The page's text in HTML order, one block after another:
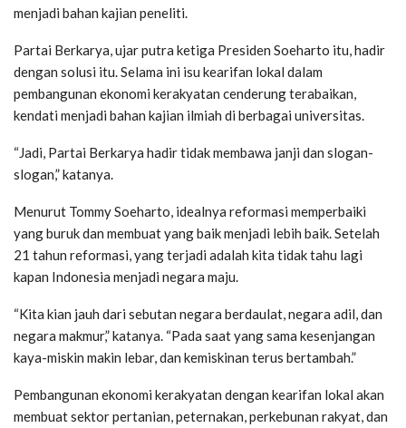
menjadi bahan kajian peneliti.
Partai Berkarya, ujar putra ketiga Presiden Soeharto itu, hadir
dengan solusi itu. Selama ini isu kearifan lokal dalam
pembangunan ekonomi kerakyatan cenderung terabaikan,
kendati menjadi bahan kajian ilmiah di berbagai universitas.
“Jadi, Partai Berkarya hadir tidak membawa janji dan slogan-
slogan,” katanya.
Menurut Tommy Soeharto, idealnya reformasi memperbaiki
yang buruk dan membuat yang baik menjadi lebih baik. Setelah
21 tahun reformasi, yang terjadi adalah kita tidak tahu lagi
kapan Indonesia menjadi negara maju.
“Kita kian jauh dari sebutan negara berdaulat, negara adil, dan
negara makmur,” katanya. “Pada saat yang sama kesenjangan
kaya-miskin makin lebar, dan kemiskinan terus bertambah.”
Pembangunan ekonomi kerakyatan dengan kearifan lokal akan
membuat sektor pertanian, peternakan, perkebunan rakyat, dan